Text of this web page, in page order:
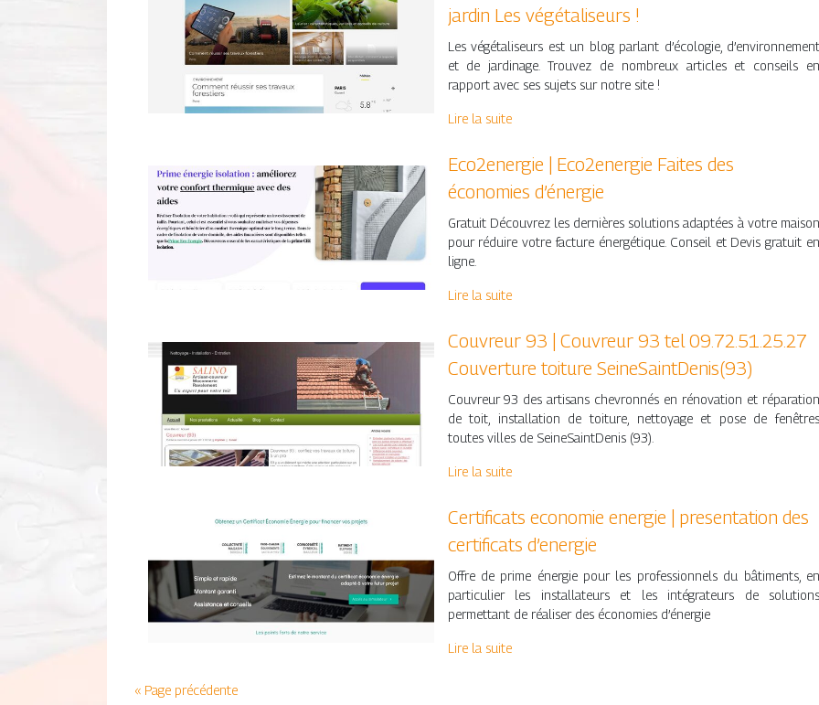
jardin Les végétali­seurs !
Les végétaliseurs est un blog parlant d’écologie, d’environnement
et de jardinage. Trouvez de nombreux articles et conseils en
rapport avec ses sujets sur notre site !
Lire la suite
Eco2energie | Eco2energie Faites des
économies d’énergie
Gratuit Découvrez les dernières solutions adaptées à votre maison
pour réduire votre facture énergétique. Conseil et Devis gratuit en
ligne.
Lire la suite
Couvreur 93 | Couvreur 93 tel 09.72.51.25.27
Couverture toiture SeineSaintDenis(93)
Couvreur 93 des artisans chevronnés en rénovation et réparation
de toit, installation de toiture, nettoyage et pose de fenêtres
toutes villes de SeineSaintDenis (93).
Lire la suite
Certificats economie energie | presen­ta­tion des
certificats d’energie
Offre de prime énergie pour les professionnels du bâtiments, en
particulier les installateurs et les intégrateurs de solutions
permettant de réaliser des économies d’énergie
Lire la suite
« Page précédente